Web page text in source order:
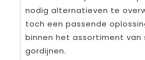
nodig alternatieven te
toch een passende
binnen het assortiment van
gordijnen.